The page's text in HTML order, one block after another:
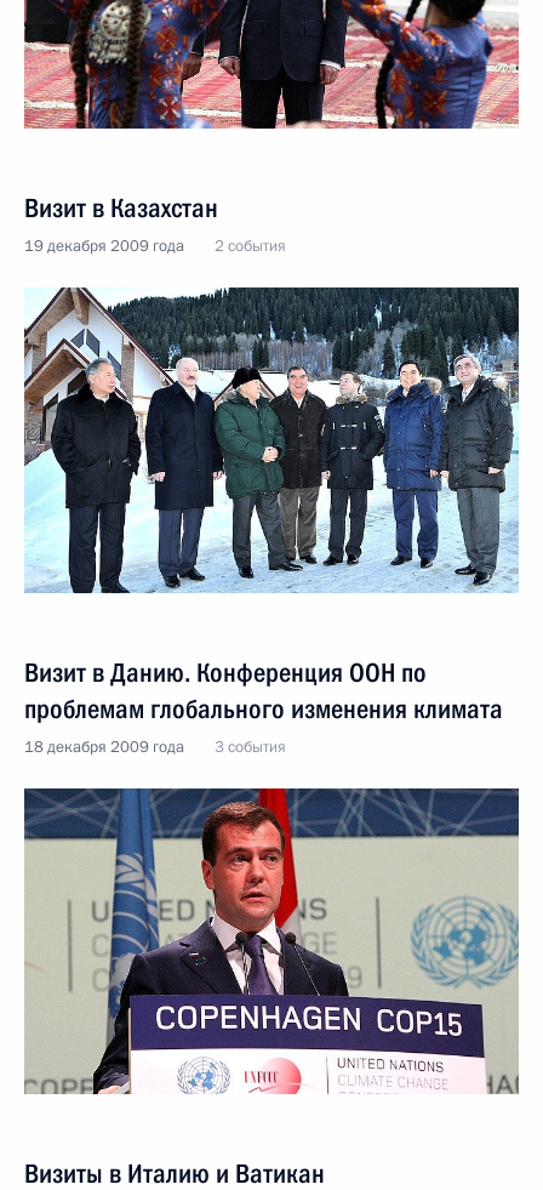
Визит в Казахстан
19 декабря 2009 года 2 события
Визит в Данию. Конференция ООН по
проблемам глобального изменения климата
18 декабря 2009 года 3 события
Визиты в Италию и Ватикан